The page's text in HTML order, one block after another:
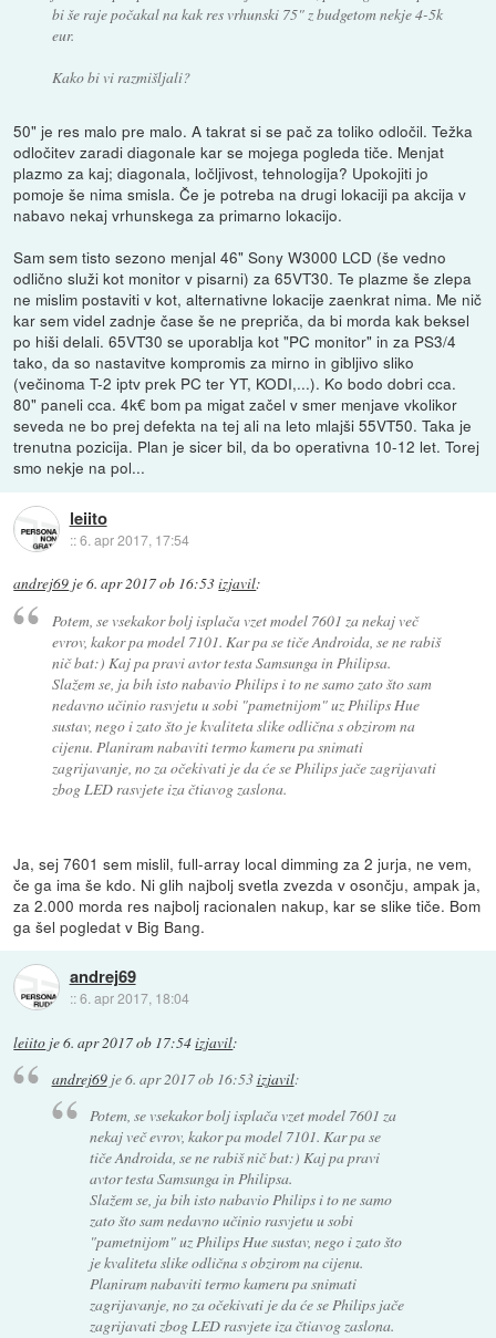
bi še raje počakal na kak res vrhunski 75" z budgetom nekje 4-5k
eur.
Kako bi vi razmišljali?
50" je res malo pre malo. A takrat si se pač za toliko odločil. Težka
odločitev zaradi diagonale kar se mojega pogleda tiče. Menjat
plazmo za kaj; diagonala, ločljivost, tehnologija? Upokojiti jo
pomoje še nima smisla. Če je potreba na drugi lokaciji pa akcija v
nabavo nekaj vrhunskega za primarno lokacijo.
Sam sem tisto sezono menjal 46" Sony W3000 LCD (še vedno
odlično služi kot monitor v pisarni) za 65VT30. Te plazme še zlepa
ne mislim postaviti v kot, alternativne lokacije zaenkrat nima. Me nič
kar sem videl zadnje čase še ne prepriča, da bi morda kak beksel
po hiši delali. 65VT30 se uporablja kot "PC monitor" in za PS3/4
tako, da so nastavitve kompromis za mirno in gibljivo sliko
(večinoma T-2 iptv prek PC ter YT, KODI,...). Ko bodo dobri cca.
80" paneli cca. 4k€ bom pa migat začel v smer menjave vkolikor
seveda ne bo prej defekta na tej ali na leto mlajši 55VT50. Taka je
trenutna pozicija. Plan je sicer bil, da bo operativna 10-12 let. Torej
smo nekje na pol...
leiito
::6. apr 2017, 17:54
andrej69 je6. apr 2017 ob 16:53izjavil:
Potem, se vsekakor bolj isplača vzet model 7601 za nekaj več
evrov, kakor pa model 7101. Kar pa se tiče Androida, se ne rabiš
nič bat:) Kaj pa pravi avtor testa Samsunga in Philipsa.
Slažem se, ja bih isto nabavio Philips i to ne samo zato što sam
nedavno učinio rasvjetu u sobi "pametnijom" uz Philips Hue
sustav, nego i zato što je kvaliteta slike odlična s obzirom na
cijenu. Planiram nabaviti termo kameru pa snimati
zagrijavanje, no za očekivati je da će se Philips jače zagrijavati
zbog LED rasvjete iza čtiavog zaslona.
Ja, sej 7601 sem mislil, full-array local dimming za 2 jurja, ne vem,
če ga ima še kdo. Ni glih najbolj svetla zvezda v osončju, ampak ja,
za 2.000 morda res najbolj racionalen nakup, kar se slike tiče. Bom
ga šel pogledat v Big Bang.
andrej69
::6. apr 2017, 18:04
leiito je6. apr 2017 ob 17:54izjavil:
andrej69je6. apr 2017 ob 16:53izjavil:
Potem, se vsekakor bolj isplača vzet model 7601 za
nekaj več evrov, kakor pa model 7101. Kar pa se
tiče Androida, se ne rabiš nič bat:) Kaj pa pravi
avtor testa Samsunga in Philipsa.
Slažem se, ja bih isto nabavio Philips i to ne samo
zato što sam nedavno učinio rasvjetu u sobi
"pametnijom" uz Philips Hue sustav, nego i zato što
je kvaliteta slike odlična s obzirom na cijenu.
Planiram nabaviti termo kameru pa snimati
zagrijavanje, no za očekivati je da će se Philips jače
zagrijavati zbog LED rasvjete iza čtiavog zaslona.